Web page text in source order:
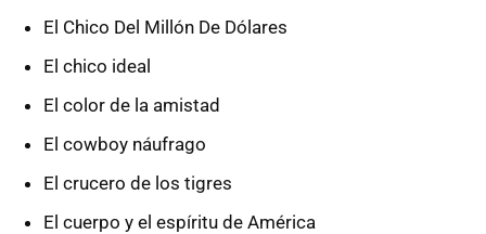
El Chico Del Millón De Dólares
El chico ideal
El color de la amistad
El cowboy náufrago
El crucero de los tigres
El cuerpo y el espíritu de América